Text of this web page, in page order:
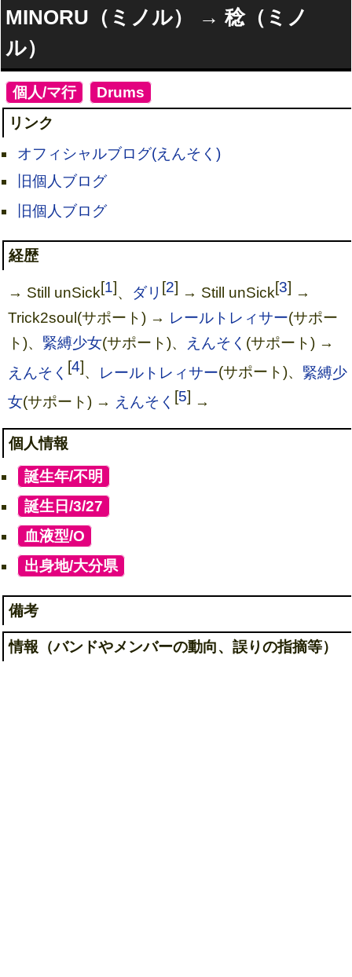
MINORU（ミノル） → 稔（ミノ
ル）
個人/マ行] Drums
リンク
オフィシャルブログ(えんそく)
旧個人ブログ
旧個人ブログ
経歴
→ Still unSick[1]、 ダリ [2] → Still unSick[3] →
Trick2soul(サポート) → レールトレィサー(サポー
ト)、 緊縛少女(サポート)、 えんそく (サポート) →
えんそく [4]、 レールトレィサー(サポート)、 緊縛少
女(サポート) → えんそく [5] →
個人情報
誕生年/不明
誕生日/3/27
血液型/O
出身地/大分県]
備考
情報（バンドやメンバーの動向、誤りの指摘等）